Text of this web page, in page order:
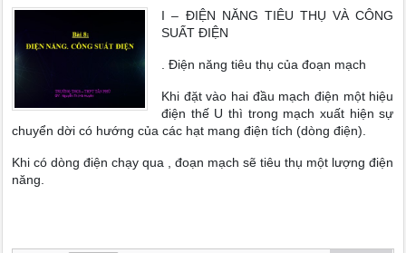
I – ĐIỆN NĂNG TIÊU THỤ VÀ CÔNG
SUẤT ĐIỆN
. Điện năng tiêu thụ của đoạn mạch
Khi đặt vào hai đầu mạch điện một hiệu
điện thế U thì trong mạch xuất hiện sự
chuyển dời có hướng của các hạt mang điện tích (dòng điện).
Khi có dòng điện chạy qua , đoạn mạch sẽ tiêu thụ một lượng điện
năng.